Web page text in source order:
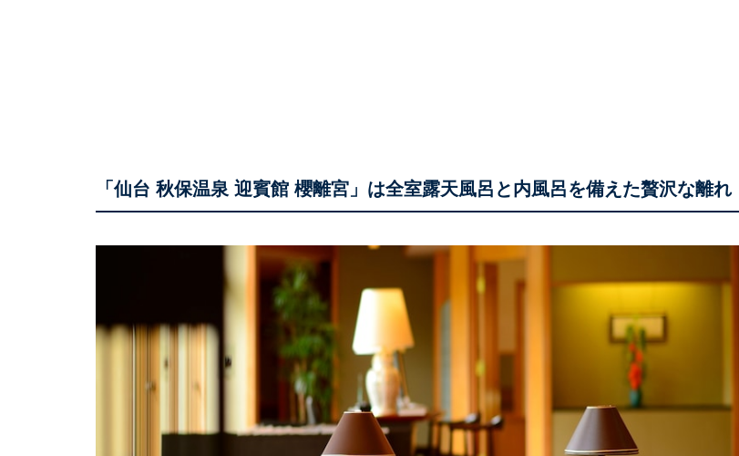
「仙台 秋保温泉 迎賓館 櫻離宮」は全室露天風呂と内風呂を備えた贅沢な離れ